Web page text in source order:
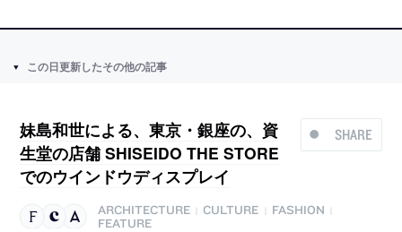
この日更新したその他の記事
SHARE
妹島和世による、東京・銀座の、資
生堂の店舗 SHISEIDO THE STORE
でのウインドウディスプレイ
ARCHITECTURE CULTURE FASHION
FEATURE